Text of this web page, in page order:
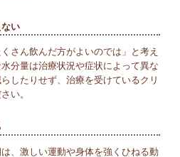
い
さん飲んだ方がよいのでは」と考え
分量は治療状況や症状によって異な
したりせず、治療を受けているクリ
い。
、激しい運動や身体を強くひねる動